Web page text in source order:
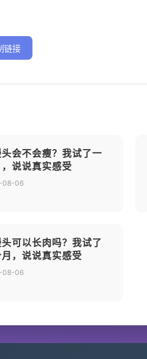
链接
会不会瘦？我试了一
说说真实感受
08-06
可以长肉吗？我试了
，说说真实感受
08-06